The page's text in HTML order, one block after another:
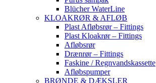
Blücher WaterLine
KLOAKRØR & AFLØB
Plast Afløbsrør – Fittings
Plast Kloakrør – Fittings
Afløbsrør
Drænrør – Fittings
Faskine / Regnvandskassette
Afløbspumper
BRØNDE & DÆKSLER